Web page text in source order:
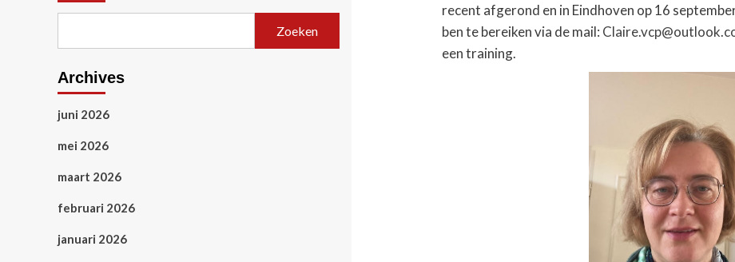
recent afgerond en in Eindhoven op 16
ben te bereiken via de mail:
een training.
Zoeken
Archives
juni 2026
mei 2026
maart 2026
februari 2026
januari 2026